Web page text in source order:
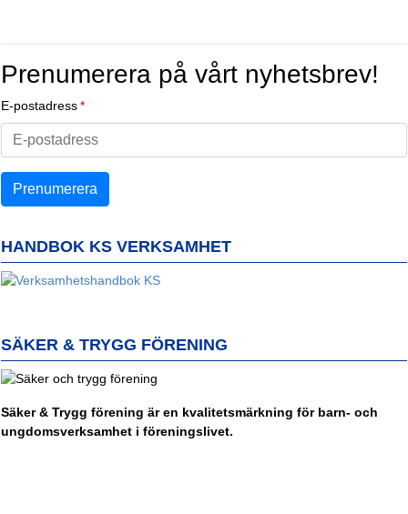
Prenumerera på vårt nyhetsbrev!
E-postadress
HANDBOK KS VERKSAMHET
SÄKER & TRYGG FÖRENING
Säker & Trygg förening är en kvalitetsmärkning för barn- och
ungdomsverksamhet i föreningslivet.